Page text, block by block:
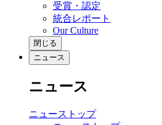
受賞・認定
統合レポート
Our Culture
閉じる
ニュース
ニュース
ニューストップ